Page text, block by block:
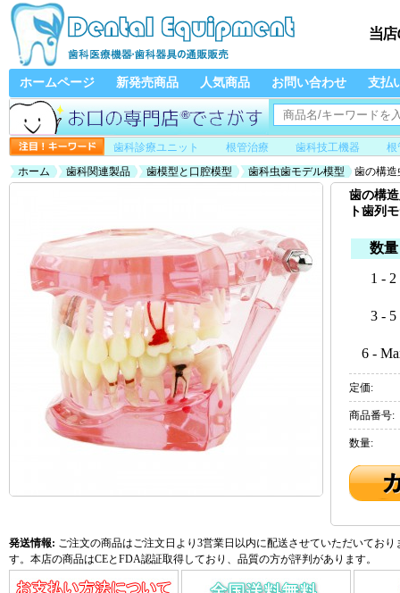
ホームページ 新発売商品 人気商品 お問い合わせ 支払
歯科診療ユニット 根管治療 歯科技工機器
根
ホーム
歯科関連製品 歯模型と口腔模型 歯科虫歯モデル模型 歯の構造
歯の構
ト歯列
数量
1 - 2
3 - 5
6 -
定価:
商品番号:
数量:
発送情報: ご注文の商品はご注文日より3営業日以内に配送させていただいてお
す。本店の商品はCEとFDA認証取得しており、品質の方が評判があります。